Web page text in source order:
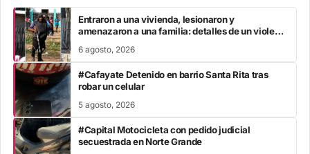
Entraron a una vivienda, lesionaron y
amenazaron a una familia: detalles de un violento
6 agosto, 2026
#Cafayate Detenido en barrio Santa Rita tras
robar un celular
5 agosto, 2026
#Capital Motocicleta con pedido judicial
secuestrada en Norte Grande